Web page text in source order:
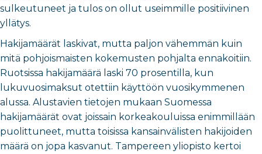
sulkeutuneet ja tulos on ollut useimmille positiivinen
yllätys.
Hakijamäärät laskivat, mutta paljon vähemmän kuin
mitä pohjoismaisten kokemusten pohjalta ennakoitiin.
Ruotsissa hakijamäärä laski 70 prosentilla, kun
lukuvuosimaksut otettiin käyttöön vuosikymmenen
alussa. Alustavien tietojen mukaan Suomessa
hakijamäärät ovat joissain korkeakouluissa enimmillään
puolittuneet, mutta toisissa kansainvälisten hakijoiden
määrä on jopa kasvanut. Tampereen yliopisto kertoi